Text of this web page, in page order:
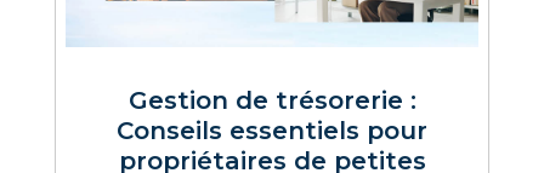
Gestion de trésorerie :
Conseils essentiels pour
propriétaires de petites